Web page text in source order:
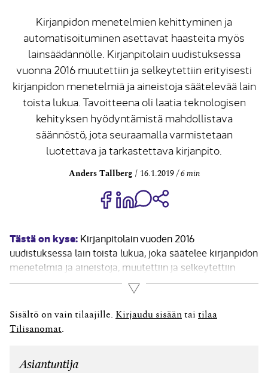
Kirjanpidon menetelmien kehittyminen ja
automatisoituminen asettavat haasteita myös
lainsäädännölle. Kirjanpitolain uudistuksessa
vuonna 2016 muutettiin ja selkeytettiin erityisesti
kirjanpidon menetelmiä ja aineistoja säätelevää lain
toista lukua. Tavoitteena oli laatia teknologisen
kehityksen hyödyntämistä mahdollistava
säännöstö, jota seuraamalla varmistetaan
luotettava ja tarkastettava kirjanpito.
Anders Tallberg 16.1.2019 6 min
Jaa Share on Facebook
Jaa Share on LinkedIn
Jaa WhatsApp-viestinä
Tästä on kyse: Kirjanpitolain vuoden 2016
uudistuksessa lain toista lukua, joka säätelee kirjanpidon
menetelmiä ja aineistoja, muutettiin ja selkeytettiin
merkittävästi. Tavoitteena oli säätää teknologisen
kehityksen hyödyntämistä mahdollistava säännöstö,
jota seuraamalla varmistetaan luotettava ja
tarkastettava kirjanpito. Kun uudistettujen säännösten
Lue lisää
Sisältö on vain tilaajille. Kirjaudu sisään tai tilaa
Tilisanomat
Asiantuntija